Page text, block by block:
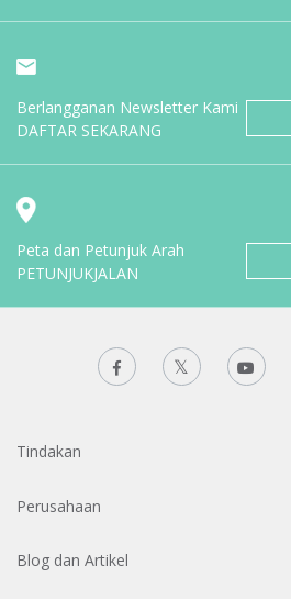
Berlangganan Newsletter Kami
DAFTAR SEKARANG
Peta dan Petunjuk Arah
PETUNJUKJALAN
Tindakan
Perusahaan
Blog dan Artikel